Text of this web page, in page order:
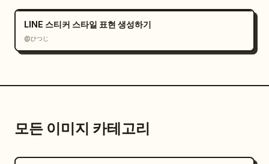
LINE 스티커 스타일 표현 생성하기
@ひつじ
모든 이미지 카테고리